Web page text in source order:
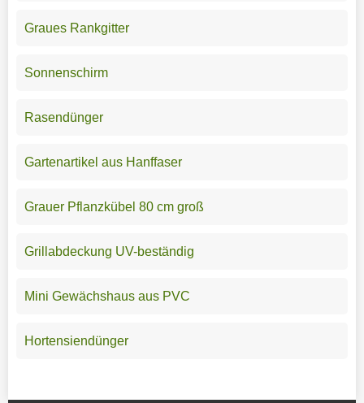
Graues Rankgitter
Sonnenschirm
Rasendünger
Gartenartikel aus Hanffaser
Grauer Pflanzkübel 80 cm groß
Grillabdeckung UV-beständig
Mini Gewächshaus aus PVC
Hortensiendünger